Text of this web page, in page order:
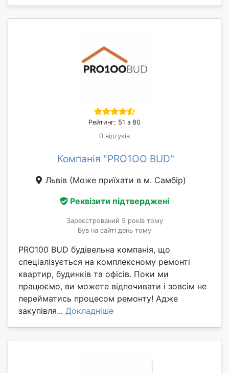
Рейтинг: 51 з 80
0 відгуків
Компанія "PRO1OO BUD"
Львів (Може приїхати в м. Самбір)
Реквізити підтверджені
Зареєстрований 5 років тому
Був на сайті день тому
PRO100 BUD будівельна компанія, що
спеціалізується на комплексному ремонті
квартир, будинків та офісів. Поки ми
працюємо, ви можете відпочивати і зовсім не
перейматись процесом ремонту! Адже
закупівля... Докладніше